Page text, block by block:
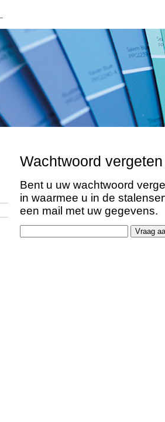
Wachtwoord vergeten
Bent u uw wachtwoord
in waarmee u in de
een mail met uw gegevens.
Vraag